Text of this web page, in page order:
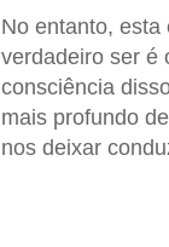
No entanto,
verdadeiro ser é
consciência
mais profundo
nos deixar